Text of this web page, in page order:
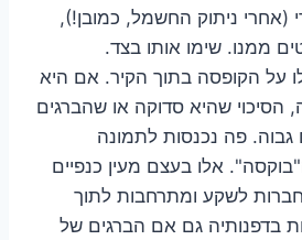
(אחרי ניתוק החשמל, כמובן!),
ממנו. שימו אותו בצד.
על הקופסה בתוך הקיר. אם היא
הסיכוי שהיא סדוקה או שהברגים
פה נכנסות לתמונה
אלו בעצם מעין כנפיים
לשקע ומתרחבות לתוך
בדפנותיה גם אם הברגים של